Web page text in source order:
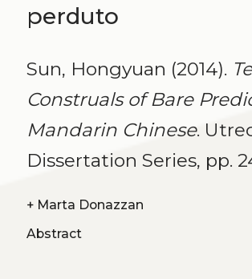
perduto
Sun, Hongyuan (2014).
Construals of Bare
Mandarin Chinese.
Dissertation Series, pp.
+ Marta Donazzan
Abstract